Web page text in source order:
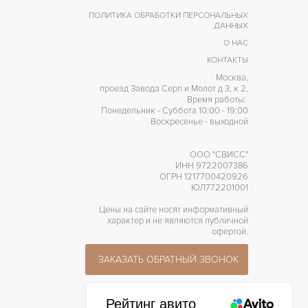
ПОЛИТИКА ОБРАБОТКИ ПЕРСОНАЛЬНЫХ
ДАННЫХ
О НАС
КОНТАКТЫ
Москва,
проезд Завода Серп и Молот д 3, к 2,
Время работы:
Понедельник - Суббота 10:00 - 19:00
Воскресенье - выходной
ООО "СВИСС"
ИНН 9722007386
ОГРН 1217700420926
ЮЛ772201001
Цены на сайте носят информативный
характер и не являются публичной
офертой.
ЗАКАЗАТЬ ОБРАТНЫЙ ЗВОНОК
Рейтинг авито